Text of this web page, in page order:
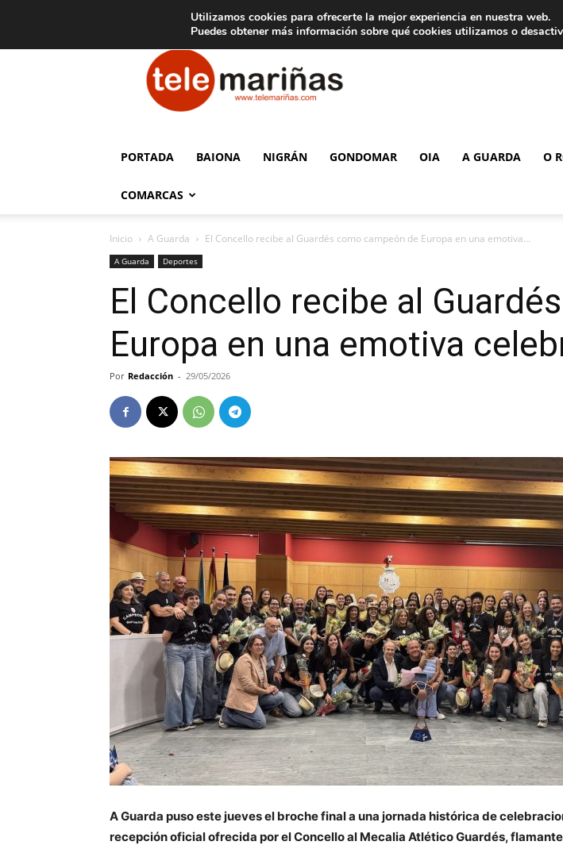
Aviso legal Tarifas de publicidad
Telemariñas
PORTADA BAIONA NIGRÁN GONDOMAR OIA A GUARDA O
COMARCAS
Inicio A Guarda El Concello recibe al Guardés como campeón de Europa en una emotiva...
A Guarda Deportes
El Concello recibe al
Europa en una emotiva
Por Redacción - 29/05/2026
A Guarda puso este jueves el broche final a una jornada histórica de
recepción oficial ofrecida por el Concello al Mecalia Atlético Guardés,
Utilizamos cookies para ofrecerte la mejor experiencia en nuestra web.
Puedes obtener más información sobre qué cookies utilizamos o